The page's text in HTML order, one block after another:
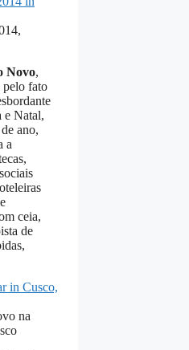
Novo,
pelo fato
e Natal,
ano,
a
ceia,
de
na